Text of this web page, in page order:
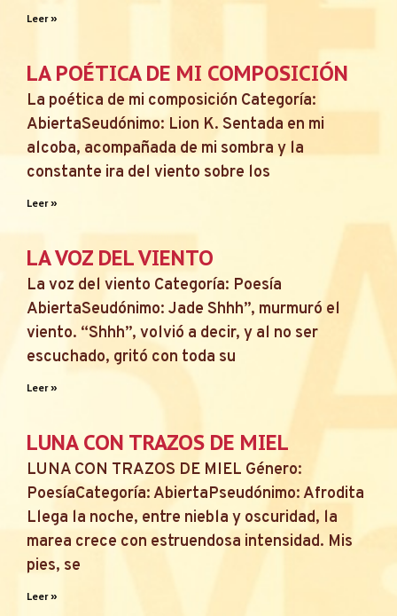
Leer »
LA POÉTICA DE MI COMPOSICIÓN
La poética de mi composición Categoría:
AbiertaSeudónimo: Lion K. Sentada en mi
alcoba, acompañada de mi sombra y la
constante ira del viento sobre los
Leer »
LA VOZ DEL VIENTO
La voz del viento Categoría: Poesía
AbiertaSeudónimo: Jade Shhh”, murmuró el
viento. “Shhh”, volvió a decir, y al no ser
escuchado, gritó con toda su
Leer »
LUNA CON TRAZOS DE MIEL
LUNA CON TRAZOS DE MIEL Género:
PoesíaCategoría: AbiertaPseudónimo: Afrodita
Llega la noche, entre niebla y oscuridad, la
marea crece con estruendosa intensidad. Mis
pies, se
Leer »